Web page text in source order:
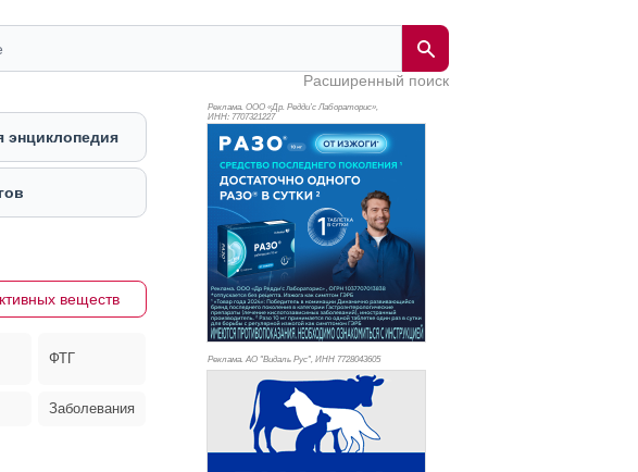
Расширенный поиск
энциклопедия
веществ
ФТГ
Заболевания
Реклама. ООО «Др. Редди’с Лабораторис»,
ИНН: 7707321227
Реклама. АО "Видаль Рус", ИНН 7728043605